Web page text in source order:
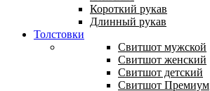
Короткий рукав
Длинный рукав
Толстовки
Свитшот мужской
Свитшот женский
Свитшот детский
Свитшот Премиум